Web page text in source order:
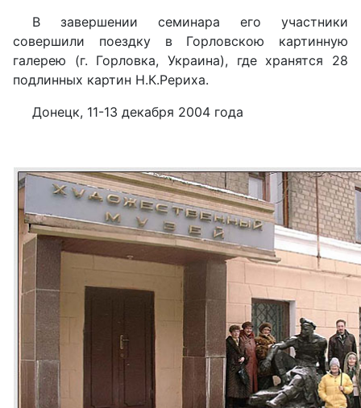
В завершении семинара его участники
совершили поездку в Горловскою картинную
галерею (г. Горловка, Украина), где хранятся 28
подлинных картин Н.К.Рериха.
Донецк, 11-13 декабря 2004 года